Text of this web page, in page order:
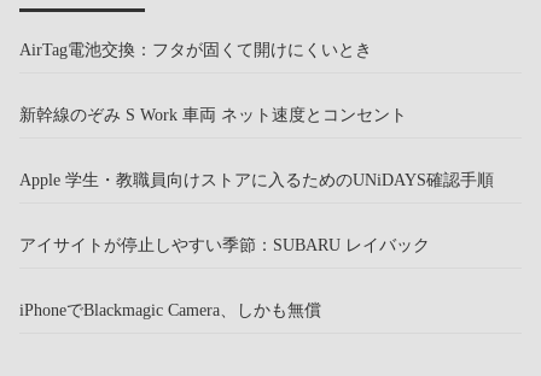
AirTag電池交換：フタが固くて開けにくいとき
新幹線のぞみ S Work 車両 ネット速度とコンセント
Apple 学生・教職員向けストアに入るためのUNiDAYS確認手順
アイサイトが停止しやすい季節：SUBARU レイバック
iPhoneでBlackmagic Camera、しかも無償